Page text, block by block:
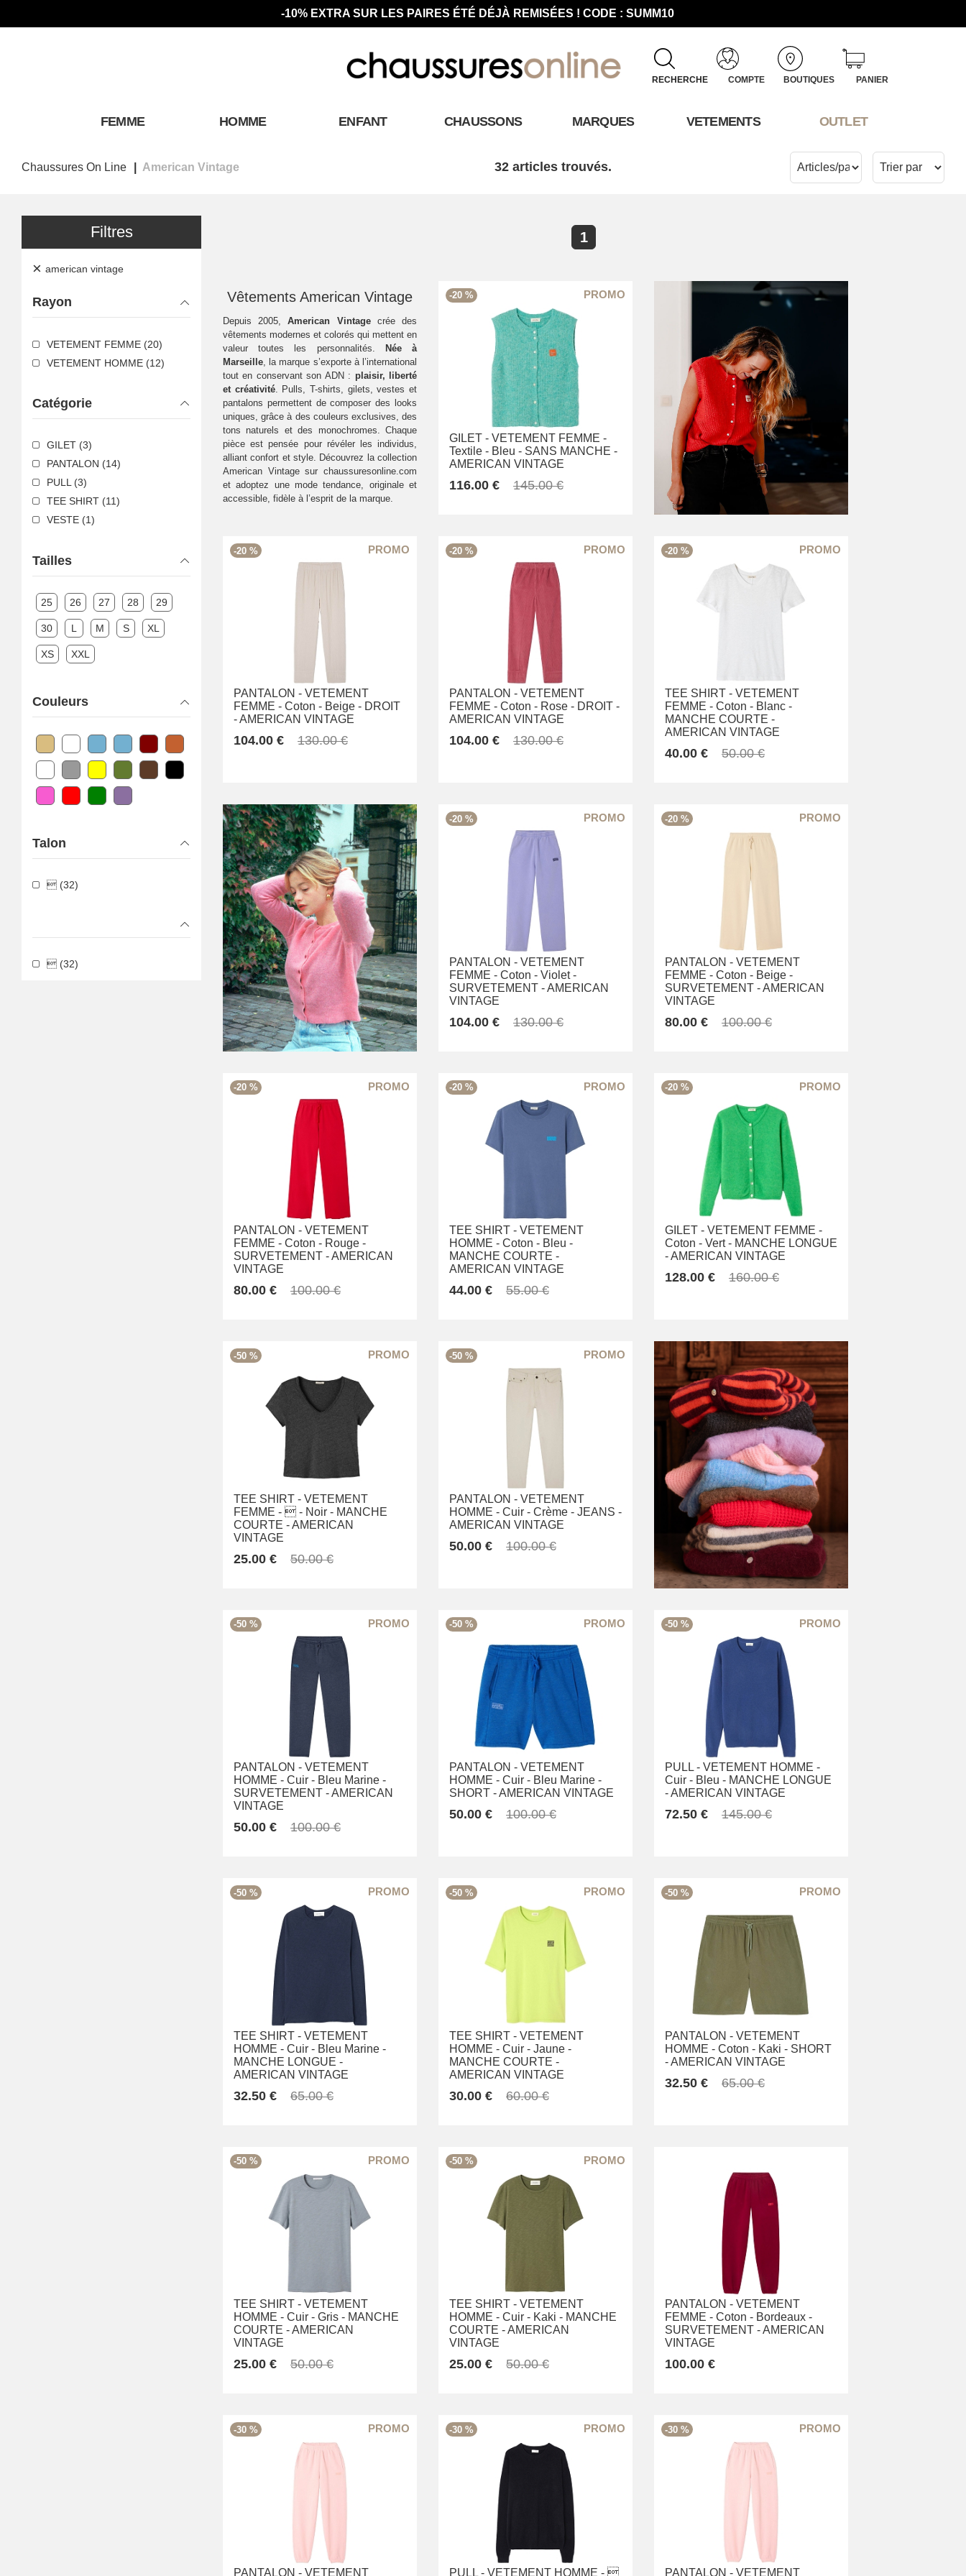
-10% EXTRA SUR LES PAIRES ÉTÉ DÉJÀ REMISÉES ! CODE : SUMM10
RECHERCHE COMPTE BOUTIQUES PANIER
FEMME HOMME ENFANT CHAUSSONS MARQUES VETEMENTS OUTLET
Chaussures On Line American Vintage 32 articles trouvés.
Filtres
× american vintage
Rayon
VETEMENT FEMME (20)
VETEMENT HOMME (12)
Catégorie
GILET (3)
PANTALON (14)
PULL (3)
TEE SHIRT (11)
VESTE (1)
Tailles
25 26 27 28 29
30 L M S XL
XS XXL
Couleurs
Talon
 (32)
 (32)
1
Vêtements American Vintage
Depuis 2005,American Vintagecrée des
vêtements modernes et colorés qui mettent en
valeur toutes les personnalités.
Née à
Marseille , la marque s’exporte à l’international
tout en conservant son ADN : plaisir, liberté
et créativité. Pulls, T-shirts, gilets, vestes et
pantalons permettent de composer des looks
uniques, grâce à des couleurs exclusives, des
tons naturels et des monochromes. Chaque
pièce est pensée pour révéler les individus,
alliant confort et style. Découvrez la collection
American Vintage sur chaussuresonline.com
et adoptez une mode tendance, originale et
accessible, fidèle à l’esprit de la marque.
-20 %
GILET - VETEMENT FEMME -
Textile - Bleu - SANS MANCHE -
AMERICAN VINTAGE
116.00 € 145.00 €
-20 %
PANTALON - VETEMENT
FEMME - Coton - Beige - DROIT
-AMERICAN VINTAGE
104.00 € 130.00 €
-20 %
PANTALON - VETEMENT
FEMME - Coton - Rose - DROIT -
AMERICAN VINTAGE
104.00 € 130.00 €
-20 %
TEE SHIRT - VETEMENT
FEMME - Coton - Blanc -
MANCHE COURTE -
AMERICAN VINTAGE
40.00 € 50.00 €
-20 %
PANTALON - VETEMENT
FEMME - Coton - Violet -
SURVETEMENT -AMERICAN
VINTAGE
104.00 € 130.00 €
-20 %
PANTALON - VETEMENT
FEMME - Coton - Beige -
SURVETEMENT -AMERICAN
VINTAGE
80.00 € 100.00 €
-20 %
PANTALON - VETEMENT
FEMME - Coton - Rouge -
SURVETEMENT -AMERICAN
VINTAGE
80.00 € 100.00 €
-20 %
TEE SHIRT - VETEMENT
HOMME - Coton - Bleu -
MANCHE COURTE -
AMERICAN VINTAGE
44.00 € 55.00 €
-20 %
GILET - VETEMENT FEMME -
Coton - Vert - MANCHE LONGUE
-AMERICAN VINTAGE
128.00 € 160.00 €
-50 %
TEE SHIRT - VETEMENT
FEMME -  - Noir - MANCHE
COURTE -AMERICAN
VINTAGE
25.00 € 50.00 €
-50 %
PANTALON - VETEMENT
HOMME - Cuir - Crème - JEANS -
AMERICAN VINTAGE
50.00 € 100.00 €
-50 %
PANTALON - VETEMENT
HOMME - Cuir - Bleu Marine -
SURVETEMENT -AMERICAN
VINTAGE
50.00 € 100.00 €
-50 %
PANTALON - VETEMENT
HOMME - Cuir - Bleu Marine -
SHORT -AMERICAN VINTAGE
50.00 € 100.00 €
-50 %
PULL - VETEMENT HOMME -
Cuir - Bleu - MANCHE LONGUE
-AMERICAN VINTAGE
72.50 € 145.00 €
-50 %
TEE SHIRT - VETEMENT
HOMME - Cuir - Bleu Marine -
MANCHE LONGUE -
AMERICAN VINTAGE
32.50 € 65.00 €
-50 %
TEE SHIRT - VETEMENT
HOMME - Cuir - Jaune -
MANCHE COURTE -
AMERICAN VINTAGE
30.00 € 60.00 €
-50 %
PANTALON - VETEMENT
HOMME - Coton - Kaki - SHORT
-AMERICAN VINTAGE
32.50 € 65.00 €
-50 %
TEE SHIRT - VETEMENT
HOMME - Cuir - Gris - MANCHE
COURTE -AMERICAN
VINTAGE
25.00 € 50.00 €
-50 %
TEE SHIRT - VETEMENT
HOMME - Cuir - Kaki - MANCHE
COURTE -AMERICAN
VINTAGE
25.00 € 50.00 €
PANTALON - VETEMENT
FEMME - Coton - Bordeaux -
SURVETEMENT -AMERICAN
VINTAGE
100.00 €
-30 %
PANTALON - VETEMENT
-30 %
PULL - VETEMENT HOMME - 
-30 %
PANTALON - VETEMENT